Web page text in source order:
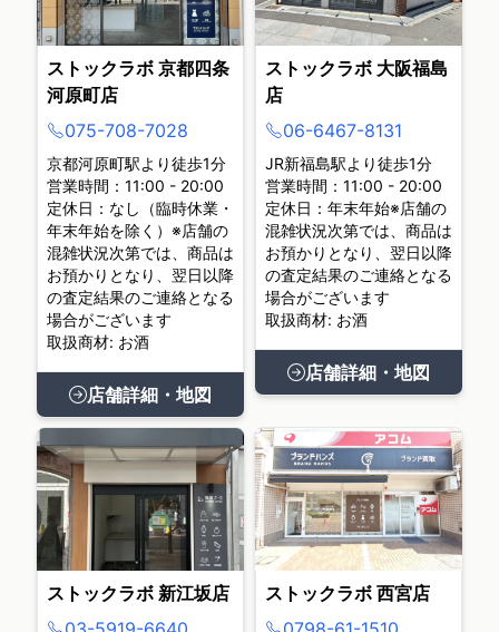
ストックラボ 京都四条
河原町店
075-708-7028
京都河原町駅より徒歩1分
営業時間：11:00 - 20:00
定休日：なし（臨時休業・
年末年始を除く）※店舗の
混雑状況次第では、商品は
お預かりとなり、翌日以降
の査定結果のご連絡となる
場合がございます
取扱商材: お酒
店舗詳細・地図
ストックラボ 大阪福島
店
06-6467-8131
JR新福島駅より徒歩1分
営業時間：11:00 - 20:00
定休日：年末年始※店舗の
混雑状況次第では、商品は
お預かりとなり、翌日以降
の査定結果のご連絡となる
場合がございます
取扱商材: お酒
店舗詳細・地図
ストックラボ 新江坂店
ストックラボ 西宮店